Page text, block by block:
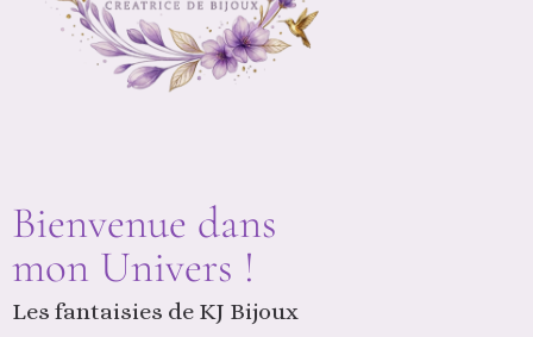
Bienvenue dans
mon Univers !
Les fantaisies de KJ Bijoux